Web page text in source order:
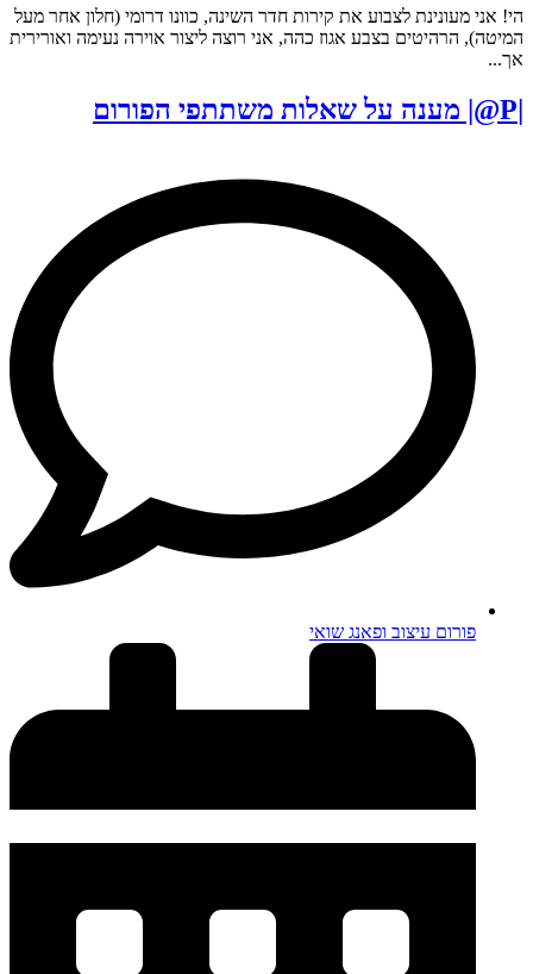
הי! אני מעונינת לצבוע את קירות חדר השינה, כוונו דרומי (חלון אחר מעל
המיטה), הרהיטים בצבע אגוז כהה, אני רוצה ליצור אוירה נעימה ואורירית
אך...
פורום עיצוב ופאנג שואי